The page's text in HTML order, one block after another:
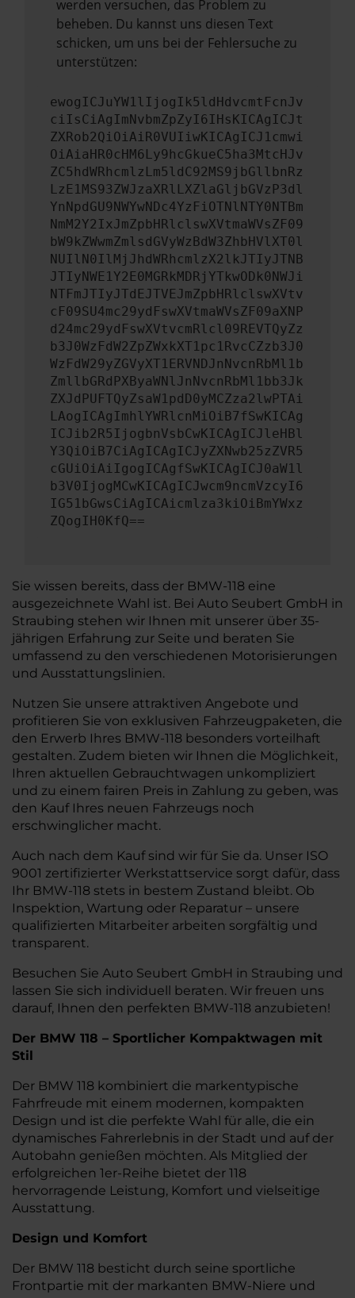
werden versuchen, das Problem zu
beheben. Du kannst uns diesen Text
schicken, um uns bei der Fehlersuche zu
unterstützen:
ewogICJuYW1lIjogIk5ldHdvcmtFcnJv
ciIsCiAgImNvbmZpZyI6IHsKICAgICJt
ZXRob2QiOiAiR0VUIiwKICAgICJ1cmwi
OiAiaHR0cHM6Ly9hcGkueC5ha3MtcHJv
ZC5hdWRhcmlzLm5ldC92MS9jbGllbnRz
LzE1MS93ZWJzaXRlLXZlaGljbGVzP3dl
YnNpdGU9NWYwNDc4YzFiOTNlNTY0NTBm
NmM2Y2IxJmZpbHRlclswXVtmaWVsZF09
bW9kZWwmZmlsdGVyWzBdW3ZhbHVlXT0l
NUIlN0IlMjJhdWRhcmlzX2lkJTIyJTNB
JTIyNWE1Y2E0MGRkMDRjYTkwODk0NWJi
NTFmJTIyJTdEJTVEJmZpbHRlclswXVtv
cF09SU4mc29ydFswXVtmaWVsZF09aXNP
d24mc29ydFswXVtvcmRlcl09REVTQyZz
b3J0WzFdW2ZpZWxkXT1pc1RvcCZzb3J0
WzFdW29yZGVyXT1ERVNDJnNvcnRbMl1b
ZmllbGRdPXByaWNlJnNvcnRbMl1bb3Jk
ZXJdPUFTQyZsaW1pdD0yMCZza2lwPTAi
LAogICAgImhlYWRlcnMiOiB7fSwKICAg
ICJib2R5IjogbnVsbCwKICAgICJleHBl
Y3QiOiB7CiAgICAgICJyZXNwb25zZVR5
cGUiOiAiIgogICAgfSwKICAgICJ0aW1l
b3V0IjogMCwKICAgICJwcm9ncmVzcyI6
IG51bGwsCiAgICAicmlza3kiOiBmYWxz
ZQogIH0KfQ==
Sie wissen bereits, dass der BMW-118 eine
ausgezeichnete Wahl ist. Bei Auto Seubert GmbH in
Straubing stehen wir Ihnen mit unserer über 35-
jährigen Erfahrung zur Seite und beraten Sie
umfassend zu den verschiedenen Motorisierungen
und Ausstattungslinien.
Nutzen Sie unsere attraktiven Angebote und
profitieren Sie von exklusiven Fahrzeugpaketen, die
den Erwerb Ihres BMW-118 besonders vorteilhaft
gestalten. Zudem bieten wir Ihnen die Möglichkeit,
Ihren aktuellen Gebrauchtwagen unkompliziert
und zu einem fairen Preis in Zahlung zu geben, was
den Kauf Ihres neuen Fahrzeugs noch
erschwinglicher macht.
Auch nach dem Kauf sind wir für Sie da. Unser ISO
9001 zertifizierter Werkstattservice sorgt dafür, dass
Ihr BMW-118 stets in bestem Zustand bleibt. Ob
Inspektion, Wartung oder Reparatur – unsere
qualifizierten Mitarbeiter arbeiten sorgfältig und
transparent.
Besuchen Sie Auto Seubert GmbH in Straubing und
lassen Sie sich individuell beraten. Wir freuen uns
darauf, Ihnen den perfekten BMW-118 anzubieten!
Der BMW 118 – Sportlicher Kompaktwagen mit
Stil
Der BMW 118 kombiniert die markentypische
Fahrfreude mit einem modernen, kompakten
Design und ist die perfekte Wahl für alle, die ein
dynamisches Fahrerlebnis in der Stadt und auf der
Autobahn genießen möchten. Als Mitglied der
erfolgreichen 1er-Reihe bietet der 118
hervorragende Leistung, Komfort und vielseitige
Ausstattung.
Design und Komfort
Der BMW 118 besticht durch seine sportliche
Frontpartie mit der markanten BMW-Niere und